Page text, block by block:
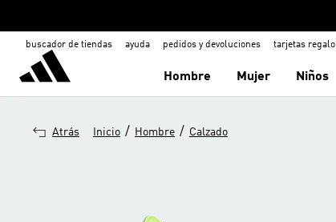
buscador de tiendas ayuda pedidos y devoluciones tarjetas regalo
Hombre Mujer Niños
Atrás Inicio / Hombre / Calzado